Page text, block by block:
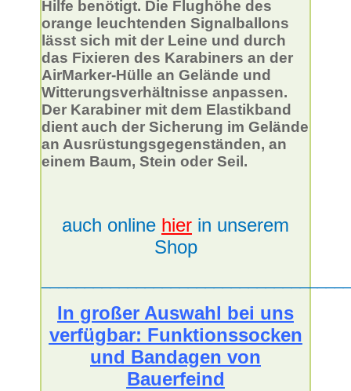
Hilfe benötigt. Die Flughöhe des
orange leuchtenden Signalballons
lässt sich mit der Leine und durch
das Fixieren des Karabiners an der
AirMarker-Hülle an Gelände und
Witterungsverhältnisse anpassen.
Der Karabiner mit dem Elastikband
dient auch der Sicherung im Gelände
an Ausrüstungsgegenständen, an
einem Baum, Stein oder Seil.
auch online hier in unserem
Shop
In großer Auswahl bei uns
verfügbar: Funktionssocken
und Bandagen von
Bauerfeind